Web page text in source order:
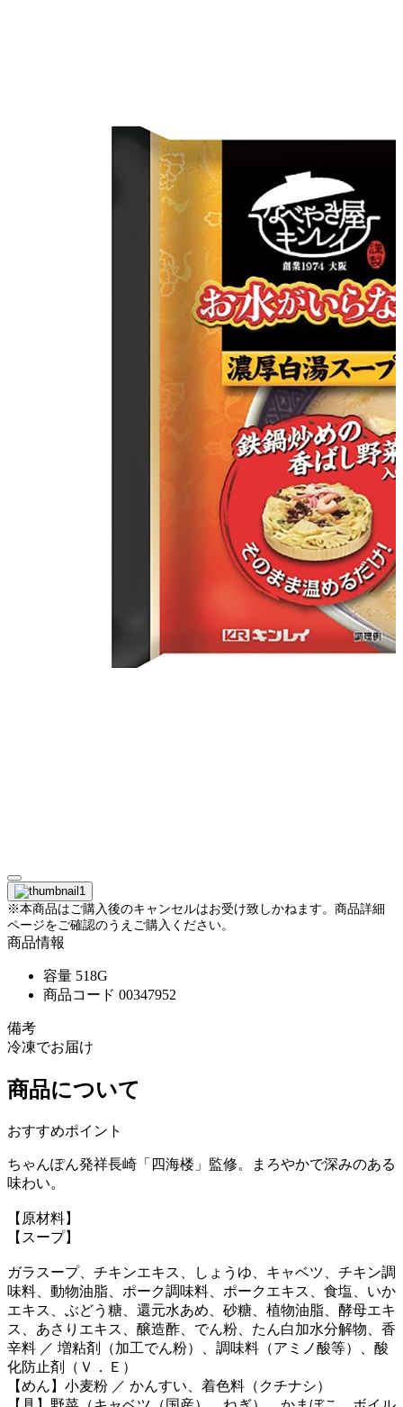
※本商品はご購入後のキャンセルはお受け致しかねます。商品詳細
ページをご確認のうえご購入ください。
商品情報
容量 518G
商品コード 00347952
備考
冷凍でお届け
商品について
おすすめポイント
ちゃんぽん発祥長崎「四海楼」監修。まろやかで深みのある
味わい。
【原材料】
【スープ】
ガラスープ、チキンエキス、しょうゆ、キャベツ、チキン調
味料、動物油脂、ポーク調味料、ポークエキス、食塩、いか
エキス、ぶどう糖、還元水あめ、砂糖、植物油脂、酵母エキ
ス、あさりエキス、醸造酢、でん粉、たん白加水分解物、香
辛料 ／ 増粘剤（加工でん粉）、調味料（アミノ酸等）、酸
化防止剤（Ｖ．Ｅ）
【めん】小麦粉 ／ かんすい、着色料（クチナシ）